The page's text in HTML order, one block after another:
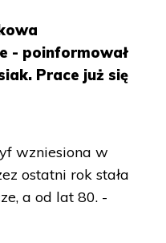
- poinformował
Prace już się
wzniesiona w
ostatni rok stała
a od lat 80. -